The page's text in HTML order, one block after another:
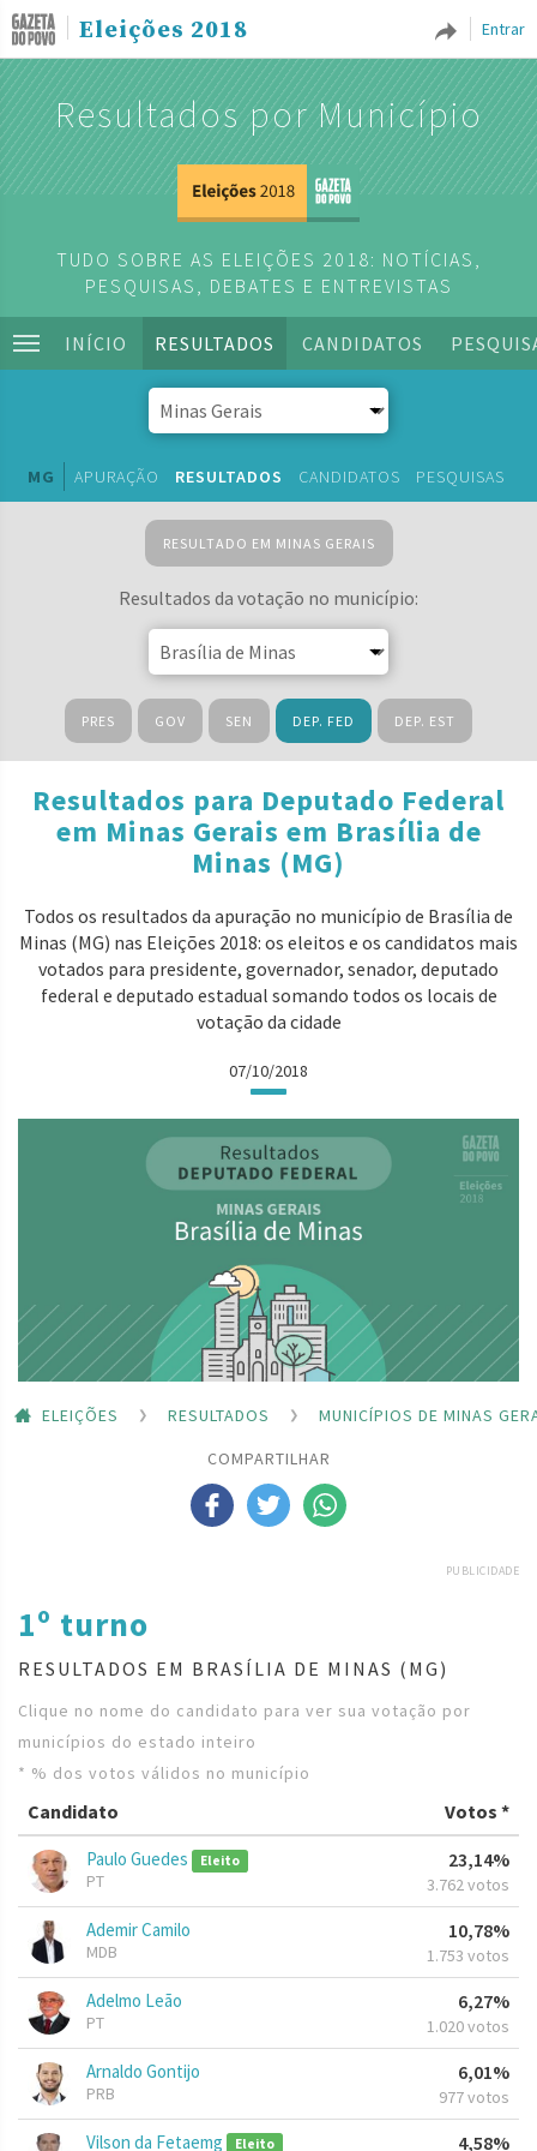
Entrar
Eleições 2018
Resultados por Município
TUDO SOBRE AS ELEIÇÕES 2018: NOTÍCIAS,
PESQUISAS, DEBATES E ENTREVISTAS
INÍCIO RESULTADOS CANDIDATOS
MG APURAÇÃO RESULTADOS CANDIDATOS PESQUISAS
RESULTADO EM MINAS GERAIS
Resultados da votação no município:
PRES GOV SEN DEP. FED DEP. EST
Resultados para Deputado Federal
em Minas Gerais em Brasília de
Minas (MG)
Todos os resultados da apuração no município de Brasília de
Minas (MG) nas Eleições 2018: os eleitos e os candidatos mais
votados para presidente, governador, senador, deputado
federal e deputado estadual somando todos os locais de
votação da cidade
07/10/2018
ELEIÇÕES RESULTADOS
MUNICÍPIOS DE MINAS
COMPARTILHAR
PUBLICIDADE
1º turno
RESULTADOS EM BRASÍLIA DE MINAS (MG)
Clique no nome do candidato para ver sua votação por
municípios do estado inteiro
* % dos votos válidos no município
Candidato Votos *
Paulo Guedes Eleito
PT
23,14%
3.762 votos
Ademir Camilo
MDB
10,78%
1.753 votos
Adelmo Leão
PT
6,27%
1.020 votos
Arnaldo Gontijo
PRB
6,01%
977 votos
Vilson da Fetaemg Eleito 4,58%